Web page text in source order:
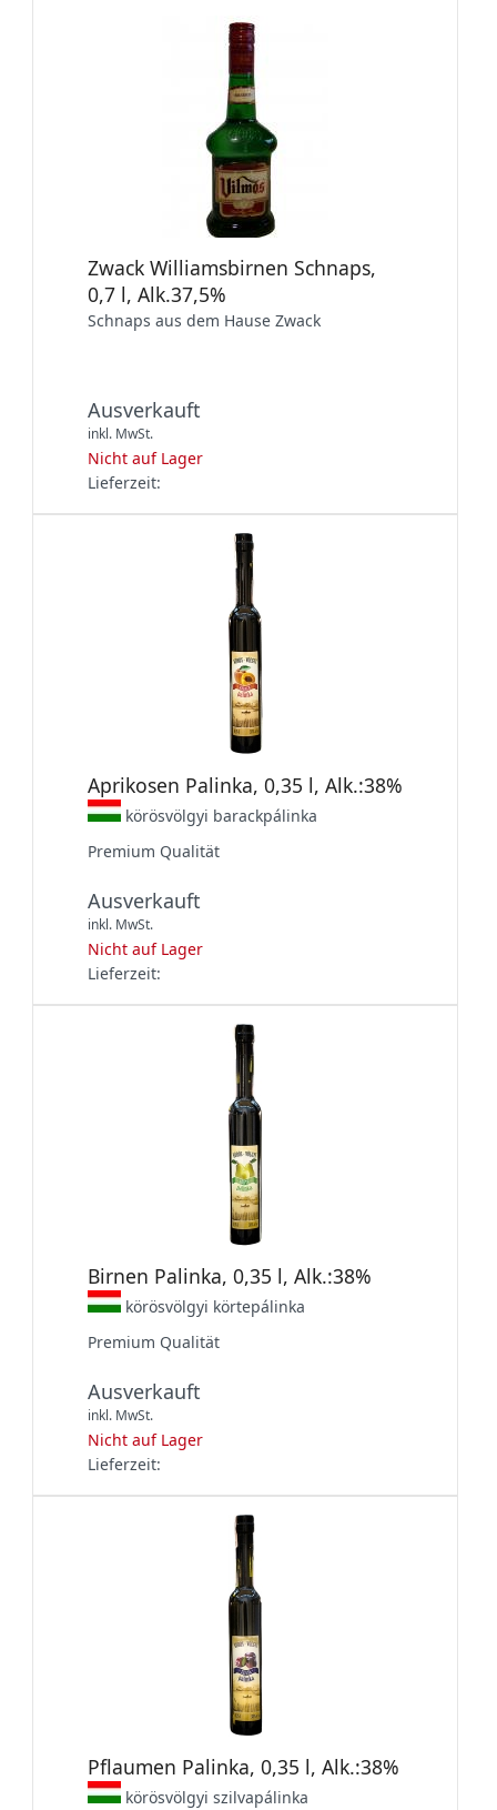
Zwack Williamsbirnen Schnaps,
0,7 l, Alk.37,5%
Schnaps aus dem Hause Zwack
Ausverkauft
inkl. MwSt.
Nicht auf Lager
Lieferzeit:
Aprikosen Palinka, 0,35 l, Alk.:38%
körösvölgyi barackpálinka
Premium Qualität
Ausverkauft
inkl. MwSt.
Nicht auf Lager
Lieferzeit:
Birnen Palinka, 0,35 l, Alk.:38%
körösvölgyi körtepálinka
Premium Qualität
Ausverkauft
inkl. MwSt.
Nicht auf Lager
Lieferzeit:
Pflaumen Palinka, 0,35 l, Alk.:38%
körösvölgyi szilvapálinka